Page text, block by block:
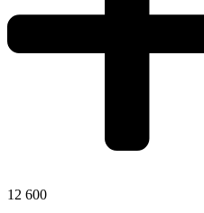
12 600